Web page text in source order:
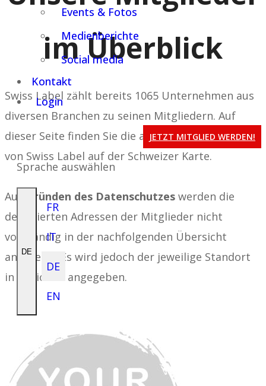
Events & Fotos
Medienberichte
Social media
Kontakt
Login
JETZT MITGLIED WERDEN!
Sprache auswählen
DE
FR
IT
DE
EN
im Überblick
Swiss Label zählt bereits 1065 Unternehmen aus
diversen Branchen zu seinen Mitgliedern. Auf
dieser Seite finden Sie die aktuellen Mitglieder
von Swiss Label auf der Schweizer Karte.
Aus Gründen des Datenschutzes werden die
detaillierten Adressen der Mitglieder nicht
vollständig in der nachfolgenden Übersicht
angezeigt. Es wird jedoch der jeweilige Standort
in Regionen angegeben.